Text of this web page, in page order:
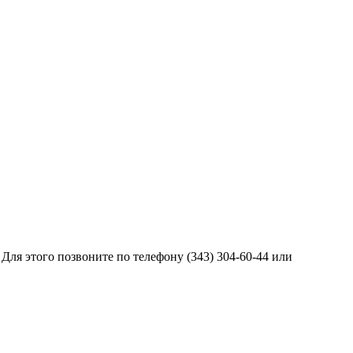
этого позвоните по телефону (343) 304-60-44 или